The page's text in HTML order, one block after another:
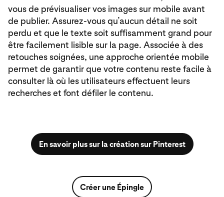
vous de prévisualiser vos images sur mobile avant
de publier. Assurez-vous qu’aucun détail ne soit
perdu et que le texte soit suffisamment grand pour
être facilement lisible sur la page. Associée à des
retouches soignées, une approche orientée mobile
permet de garantir que votre contenu reste facile à
consulter là où les utilisateurs effectuent leurs
recherches et font défiler le contenu.
En savoir plus sur la création sur Pinterest
Créer une Épingle